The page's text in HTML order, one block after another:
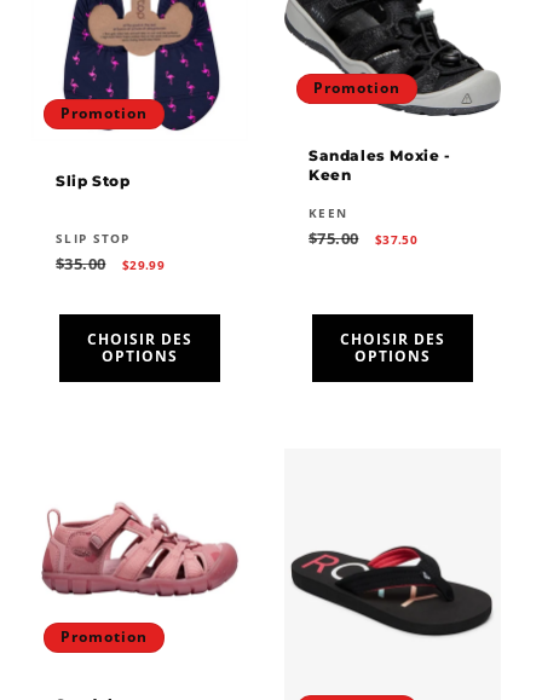
Promotion
Slip Stop
Fournisseur :
SLIP STOP
Prix
$35.00
Prix
$29.99
CHOISIR DES
OPTIONS
Promotion
Sandales Moxie -
Keen
Fournisseur :
KEEN
Prix
$75.00
Prix
$37.50
CHOISIR DES
OPTIONS
Promotion